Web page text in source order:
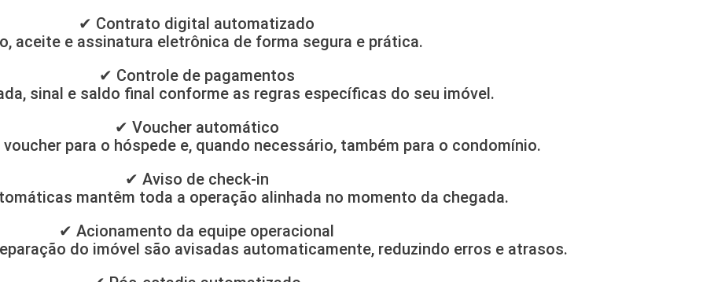
✔ Contrato digital automatizado
aceite e assinatura eletrônica de forma segura e prática.
✔ Controle de pagamentos
sinal e saldo final conforme as regras específicas do seu imóvel.
✔ Voucher automático
para o hóspede e, quando necessário, também para o condomínio.
✔ Aviso de check-in
mantêm toda a operação alinhada no momento da chegada.
✔ Acionamento da equipe operacional
do imóvel são avisadas automaticamente, reduzindo erros e atrasos.